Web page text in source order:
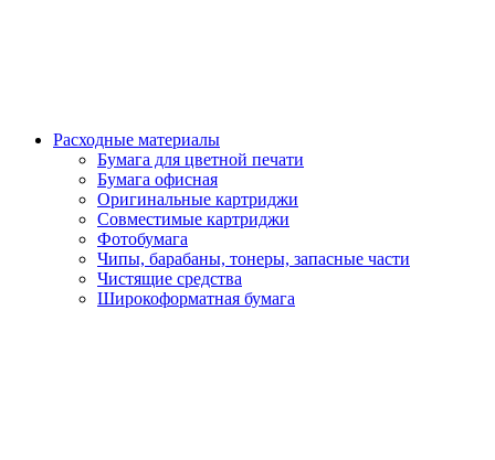
Расходные материалы
Бумага для цветной печати
Бумага офисная
Оригинальные картриджи
Совместимые картриджи
Фотобумага
Чипы, барабаны, тонеры, запасные части
Чистящие средства
Широкоформатная бумага